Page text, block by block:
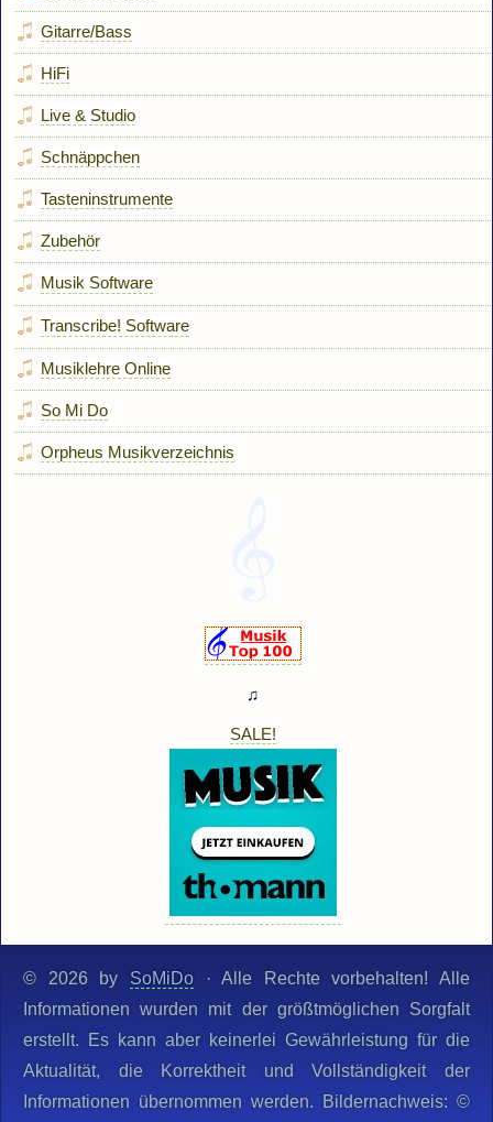
Gitarre/Bass
HiFi
Live & Studio
Schnäppchen
Tasteninstrumente
Zubehör
Musik Software
Transcribe! Software
Musiklehre Online
So Mi Do
Orpheus Musikverzeichnis
♫
SALE!
© 2026 by SoMiDo· Alle Rechte vorbehalten! Alle
Informationen wurden mit der größtmöglichen Sorgfalt
erstellt. Es kann aber keinerlei Gewährleistung für die
Aktualität, die Korrektheit und Vollständigkeit der
Informationen übernommen werden. Bildernachweis: ©